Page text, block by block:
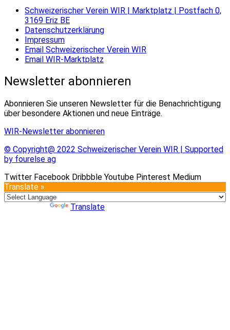
Schweizerischer Verein WIR | Marktplatz | Postfach 0,
3169 Eriz BE
Datenschutzerklärung
Impressum
Email Schweizerischer Verein WIR
Email WIR-Marktplatz
Newsletter abonnieren
Abonnieren Sie unseren Newsletter für die Benachrichtigung
über besondere Aktionen und neue Einträge.
WIR-Newsletter abonnieren
© Copyright@ 2022 Schweizerischer Verein WIR | Supported
by fourelse ag
Twitter Facebook Dribbble Youtube Pinterest Medium
Translate »
Translate